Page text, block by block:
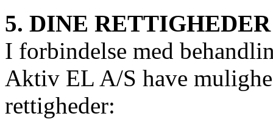
5. DINE RETTIGHEDER
I forbindelse med
Aktiv EL A/S have
rettigheder: